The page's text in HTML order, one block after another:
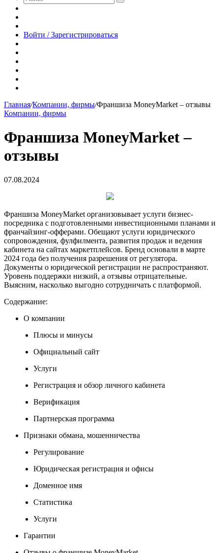
Поиск
статья
Войти / Зарегистрироваться
Главная/Компании, фирмы/Франшиза MoneyMarket – отзывы
Компании, фирмы
Франшиза MoneyMarket –
отзывы
07.08.2024
Франшиза MoneyMarket организовывает услуги бизнес-
посредника с подготовленными инвестиционными планами и
франчайзинг-офферами. Обещают услуги юридического
сопровождения, фулфилмента, развития продаж и ведения
кабинета на сайтах маркетплейсов. Бренд основали в марте
2024 года без получения разрешения от регулятора.
Документы о юридической регистрации не распространяют.
Уровень поддержки низкий, а отзывы отрицательные.
Выясним, насколько выгодно сотрудничать с платформой.
Содержание:
О компании
Плюсы и минусы
Официальный сайт
Услуги
Регистрация и обзор личного кабинета
Верификация
Партнерская программа
Признаки обмана, мошенничества
Регулирование
Юридическая регистрация и офисы
Доменное имя
Статистика
Услуги
Гарантии